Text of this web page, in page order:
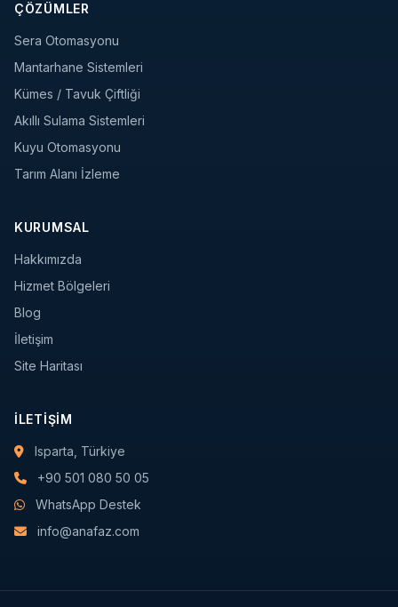
ÇÖZÜMLER
Sera Otomasyonu
Mantarhane Sistemleri
Kümes / Tavuk Çiftliği
Akıllı Sulama Sistemleri
Kuyu Otomasyonu
Tarım Alanı İzleme
KURUMSAL
Hakkımızda
Hizmet Bölgeleri
Blog
İletişim
Site Haritası
İLETIŞIM
Isparta, Türkiye
+90 501 080 50 05
WhatsApp Destek
info@anafaz.com